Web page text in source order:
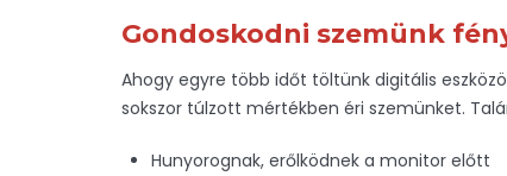
Gondoskodni szemünk
Ahogy egyre több időt töltünk digitális
sokszor túlzott mértékben éri szemünket.
Hunyorognak, erőlködnek a monitor előtt